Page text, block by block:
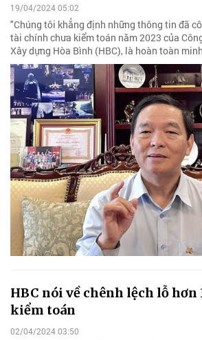
19/04/2024 05:02
"Chúng tôi khẳng định những thông tin đã
tài chính chưa kiểm toán năm 2023 của
Xây dựng Hòa Bình (HBC), là hoàn toàn
HBC nói về chênh lệch lỗ hơn
kiểm toán
02/04/2024 03:50